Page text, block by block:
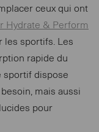
ceux qui ont
Hydrate & Perform
les sportifs. Les
rapide du
sportif dispose
mais aussi
pour